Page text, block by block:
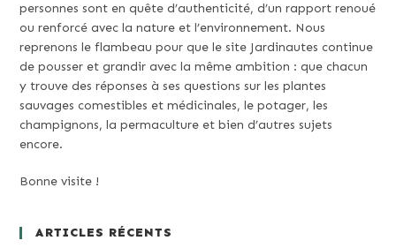
personnes sont en quête d’authenticité, d’un rapport renoué
ou renforcé avec la nature et l’environnement. Nous
reprenons le flambeau pour que le site Jardinautes continue
de pousser et grandir avec la même ambition : que chacun
y trouve des réponses à ses questions sur les plantes
sauvages comestibles et médicinales, le potager, les
champignons, la permaculture et bien d’autres sujets
encore.
Bonne visite !
ARTICLES RÉCENTS